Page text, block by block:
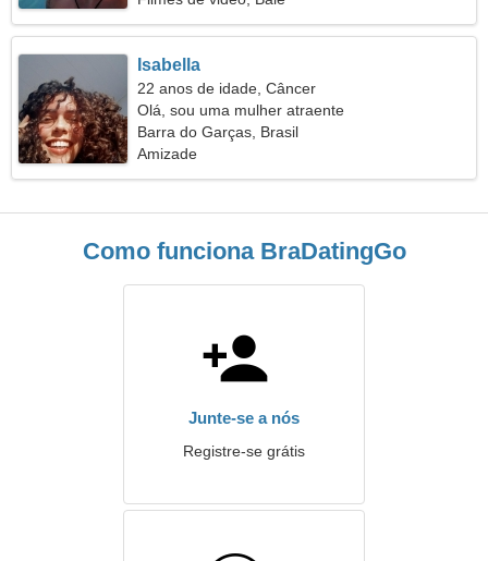
Isabella
22 anos de idade, Câncer
Olá, sou uma mulher atraente
Barra do Garças, Brasil
Amizade
Como funciona BraDatingGo
Junte-se a nós
Registre-se grátis